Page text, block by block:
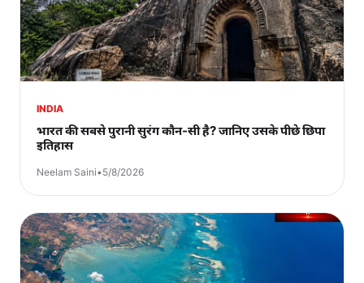
INDIA
भारत की सबसे पुरानी सुरंग कौन-सी है? जानिए उसके पीछे छिपा
इतिहास
Neelam Saini•5/8/2026